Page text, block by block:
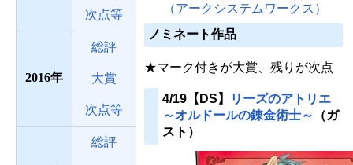
次点等
2016
総評
大賞
次点等
総評
（アークシステムワークス）
ノミネート作品
★マーク付きが大賞、残りが次点
4/19【DS】
リーズのアトリエ
～オルドールの錬金術士～
（ガ
スト）